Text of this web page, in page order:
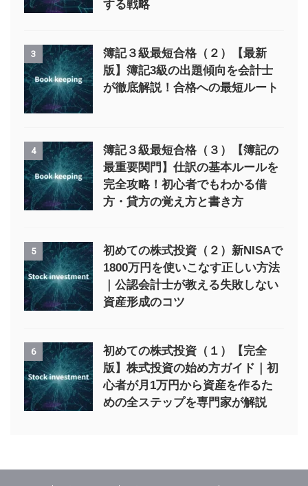
する戦略
3
簿記３級最短合格（２）【最新
版】簿記3級の出題傾向を会計士
が徹底解説！合格への最短ルート
4
簿記３級最短合格（３）【簿記の
最重要関門】仕訳の基本ルールを
完全攻略！初心者でもわかる借
方・貸方の覚え方と書き方
5
初めての株式投資（２）新NISAで
1800万円を使いこなす正しい方法
｜公認会計士が教える失敗しない
資産形成のコツ
6
初めての株式投資（１）【完全
版】株式投資の始め方ガイド｜初
心者が月1万円から資産を作るた
めの全ステップを専門家が解説